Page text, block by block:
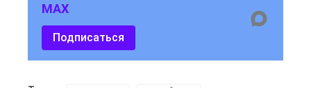
MAX
Подписаться